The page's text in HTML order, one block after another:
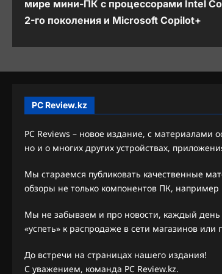
в
ц
и
я
з
а
п
и
с
мире мини-ПК с процессорами Intel
2-го поколения и Microsoft Copilot+
PC Review.kz
PC Reviews – новое издание, с
но и о многих других устройствах,
Мы стараемся публиковать качественные
обзоры не только компонентов ПК, например
Мы не забываем и про новости, каждый день
«успеть» к распродаже в сети магазинов
До встречи на страницах нашего издания!
С уважением, команда PC Review.kz.